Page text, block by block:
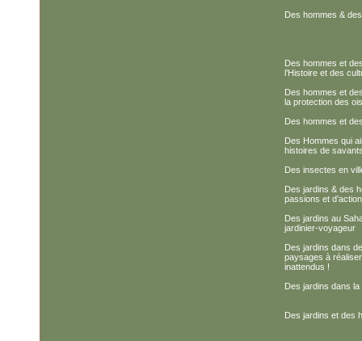
Des hommes &
Des hommes et
l’Histoire et des
Des hommes et
la protection des
Des hommes et
Des Hommes qui
histoires de
Des insectes en
Des jardins & des
passions et
Des jardins au
jardinier-voyageur
Des jardins dans
paysages à
inattendus !
Des jardins dans la
Des jardins et des